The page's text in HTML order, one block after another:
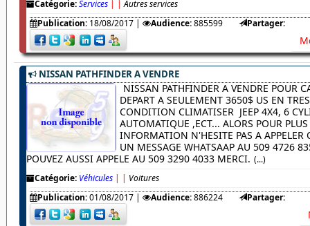
Catégorie:Services | | Autres services
Publication: 18/08/2017| Audience:885599 Partager:
NISSAN PATHFINDER A VENDRE
NISSAN PATHFINDER A VENDRE POUR
DEPART A SEULEMENT 3650$ US EN
CONDITION CLIMATISER JEEP 4X4, 6
AUTOMATIQUE ,ECT... ALORS POUR PLUS
INFORMATION N'HESITE PAS A APPELER
UN MESSAGE WHATSAAP AU 509 4726
POUVEZ AUSSI APPELE AU 509 3290 4033 MERCI. (...)
Catégorie: Véhicules | | Voitures
Publication:01/08/2017| Audience:886224 Partager: